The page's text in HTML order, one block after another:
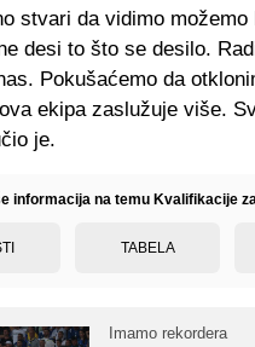
stvari da vidimo
desi to što se desilo.
Pokušaćemo da
ekipa zaslužuje više.
je.
informacija na temu Kvalifikacije
TABELA
Imamo rekordera